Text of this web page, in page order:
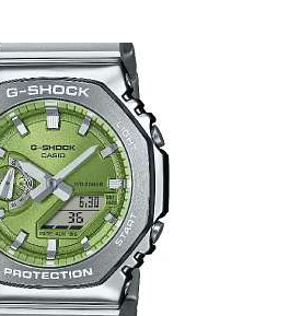
G-shock
GM-2110D-3A
i